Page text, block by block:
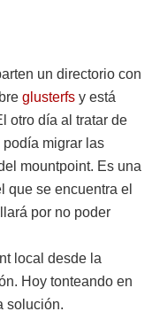
un directorio con
glusterfs y está
otro día al tratar de
migrar las
mountpoint. Es una
que se encuentra el
por no poder
local desde la
Hoy tonteando en
solución.